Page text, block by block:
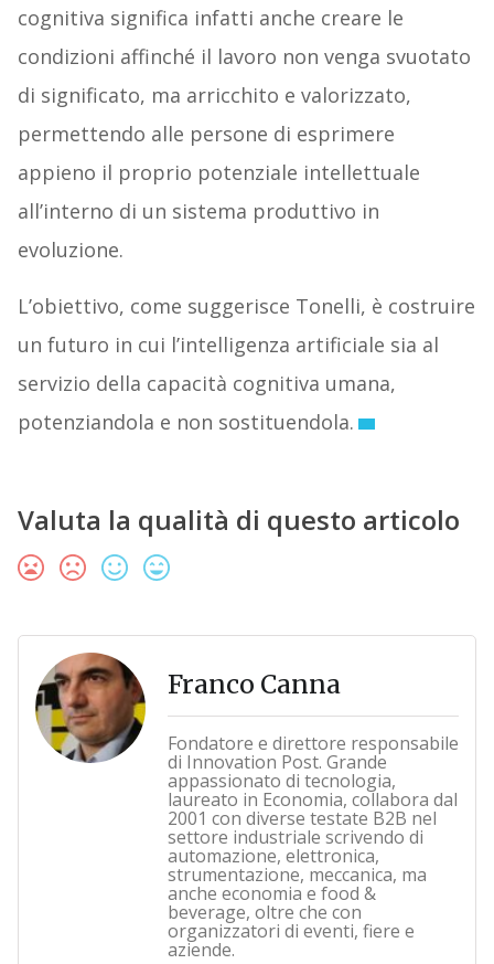
cognitiva significa infatti anche creare le
condizioni affinché il lavoro non venga svuotato
di significato, ma arricchito e valorizzato,
permettendo alle persone di esprimere
appieno il proprio potenziale intellettuale
all’interno di un sistema produttivo in
evoluzione.
L’obiettivo, come suggerisce Tonelli, è costruire
un futuro in cui l’intelligenza artificiale sia al
servizio della capacità cognitiva umana,
potenziandola e non sostituendola.
Valuta la qualità di questo articolo
Franco Canna
Fondatore e direttore responsabile
di Innovation Post. Grande
appassionato di tecnologia,
laureato in Economia, collabora dal
2001 con diverse testate B2B nel
settore industriale scrivendo di
automazione, elettronica,
strumentazione, meccanica, ma
anche economia e food &
beverage, oltre che con
organizzatori di eventi, fiere e
aziende.